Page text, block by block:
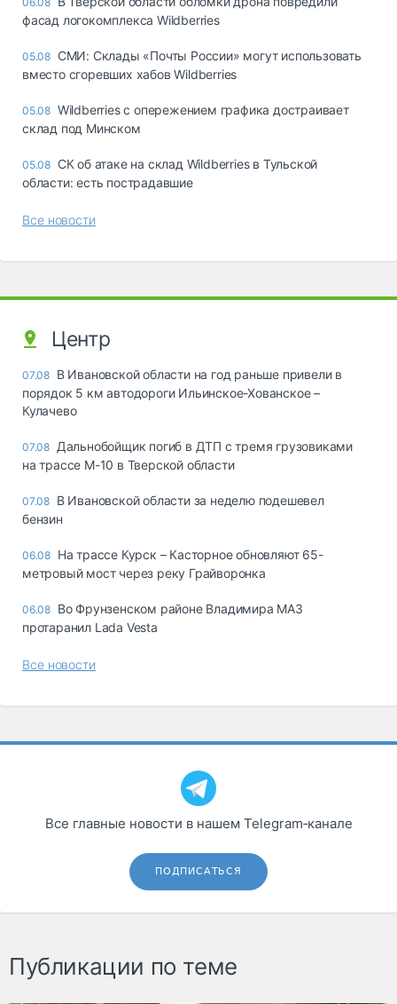
фасад логокомплекса Wildberries
05.08 СМИ: Склады «Почты России» могут использовать
вместо сгоревших хабов Wildberries
05.08 Wildberries с опережением графика достраивает
склад под Минском
05.08 СК об атаке на склад Wildberries в Тульской
области: есть пострадавшие
Все новости
Центр
07.08 В Ивановской области на год раньше привели в
порядок 5 км автодороги Ильинское-Хованское –
Кулачево
07.08 Дальнобойщик погиб в ДТП с тремя грузовиками
на трассе М-10 в Тверской области
07.08 В Ивановской области за неделю подешевел
бензин
06.08 На трассе Курск – Касторное обновляют 65-
метровый мост через реку Грайворонка
06.08 Во Фрунзенском районе Владимира МАЗ
протаранил Lada Vesta
Все новости
Все главные новости в нашем Telegram‑канале
ПОДПИСАТЬСЯ
Публикации по теме